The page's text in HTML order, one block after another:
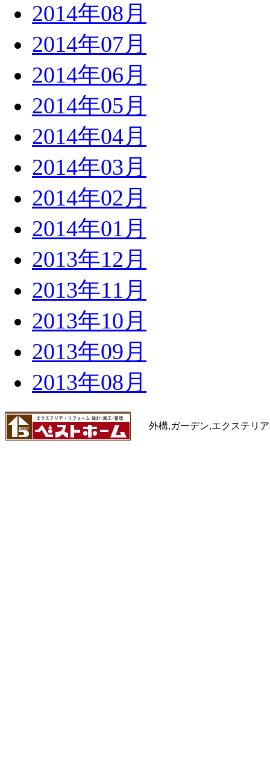
2014年08月
2014年07月
2014年06月
2014年05月
2014年04月
2014年03月
2014年02月
2014年01月
2013年12月
2013年11月
2013年10月
2013年09月
2013年08月
外構,ガーデン,エクステリ